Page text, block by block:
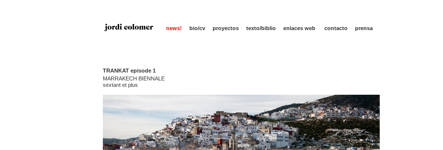
news! bio/cv proyectos texto/biblio enlaces web contacto prensa
TRANKAT episode 1
MARRAKECH BIENNALE
sextant et plus